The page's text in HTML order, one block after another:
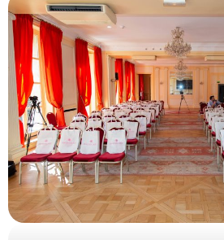
Organisation d’une
montagne